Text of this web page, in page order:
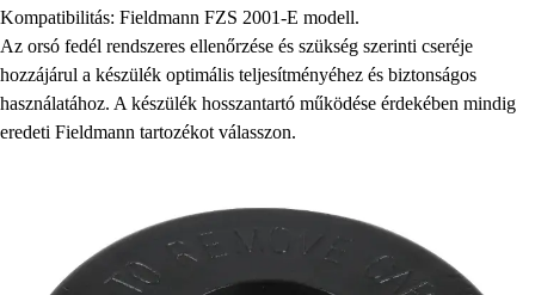
Kompatibilitás: Fieldmann FZS 2001-E modell.
Az orsó fedél rendszeres ellenőrzése és szükség szerinti cseréje
hozzájárul a készülék optimális teljesítményéhez és biztonságos
használatához. A készülék hosszantartó működése érdekében mindig
eredeti Fieldmann tartozékot válasszon.